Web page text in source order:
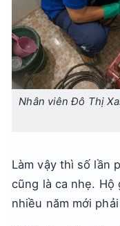
Nhân viên Đô Thị
Làm vậy thì số lần
cũng là ca nhẹ. Hộ
nhiều năm mới